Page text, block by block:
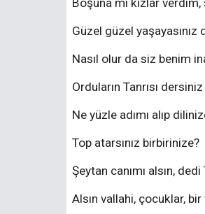
Boşuna mı kızlar
Güzel güzel yaşayasınız
Nasıl olur da siz benim
Orduların Tanrısı
Ne yüzle adımı alıp
Top atarsınız birbirinize?
Şeytan canımı alsın, dedi
Alsın vallahi, çocuklar,